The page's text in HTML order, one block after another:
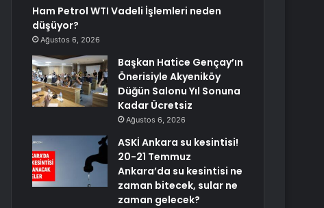
Ham Petrol WTI Vadeli İşlemleri neden
düşüyor?
Ağustos 6, 2026
Başkan Hatice Gençay’ın
Önerisiyle Akyeniköy
Düğün Salonu Yıl Sonuna
Kadar Ücretsiz
Ağustos 6, 2026
ASKİ Ankara su kesintisi!
20-21 Temmuz
Ankara’da su kesintisi ne
zaman bitecek, sular ne
zaman gelecek?